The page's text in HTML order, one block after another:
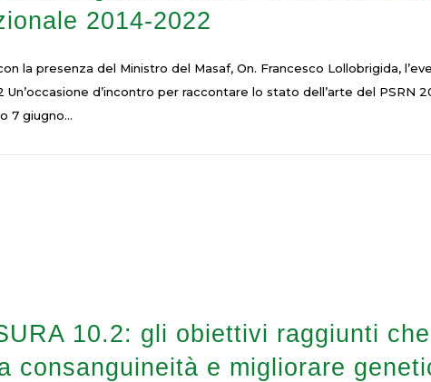
2014-2022
la presenza del Ministro del Masaf, On. Francesco Lollobrigida,
Un’occasione d’incontro per raccontare lo stato dell’arte del PSRN
7 giugno...
10.2: gli obiettivi raggiunti
consanguineità e migliorare